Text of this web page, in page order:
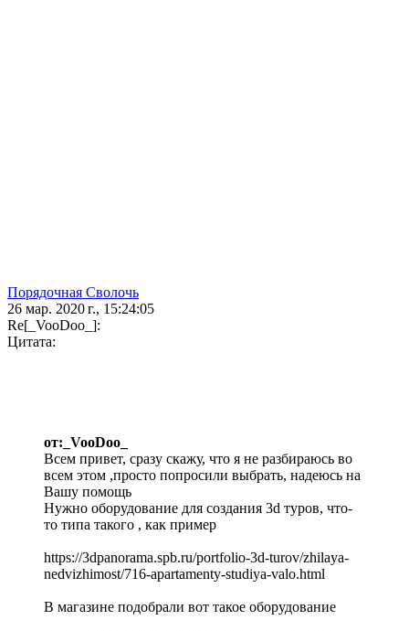
Порядочная Сволочь
26 мар. 2020 г., 15:24:05
Re[_VooDoo_]:
Цитата:
от:_VooDoo_
Всем привет, сразу скажу, что я не разбираюсь во
всем этом ,просто попросили выбрать, надеюсь на
Вашу помощь
Нужно оборудование для создания 3d туров, что-
то типа такого , как пример
https://3dpanorama.spb.ru/portfolio-3d-turov/zhilaya-
nedvizhimost/716-apartamenty-studiya-valo.html
В магазине подобрали вот такое оборудование